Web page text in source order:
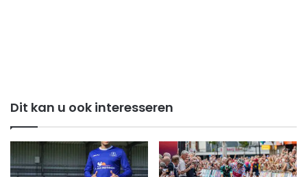
Dit kan u ook interesseren